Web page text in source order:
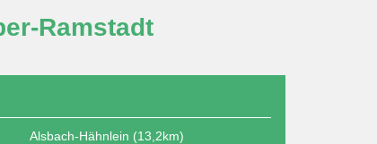
Ramstadt
Alsbach-Hähnlein (13,2km)